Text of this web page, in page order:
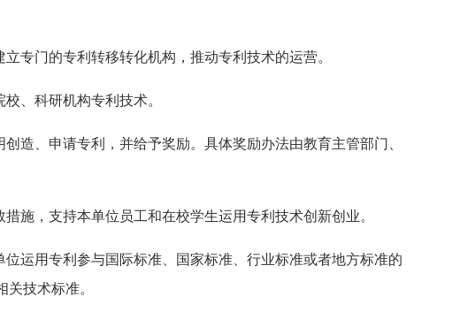
专门的专利转移转化机构，推动专利技术的运营。
、科研机构专利技术。
造、申请专利，并给予奖励。具体奖励办法由教育主管部门、
施，支持本单位员工和在校学生运用专利技术创新创业。
运用专利参与国际标准、国家标准、行业标准或者地方标准的
技术标准。